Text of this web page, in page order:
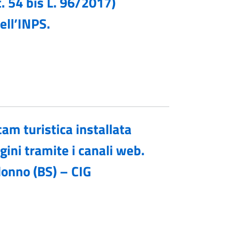
turistica installata
tramite i canali web.
(BS) – CIG